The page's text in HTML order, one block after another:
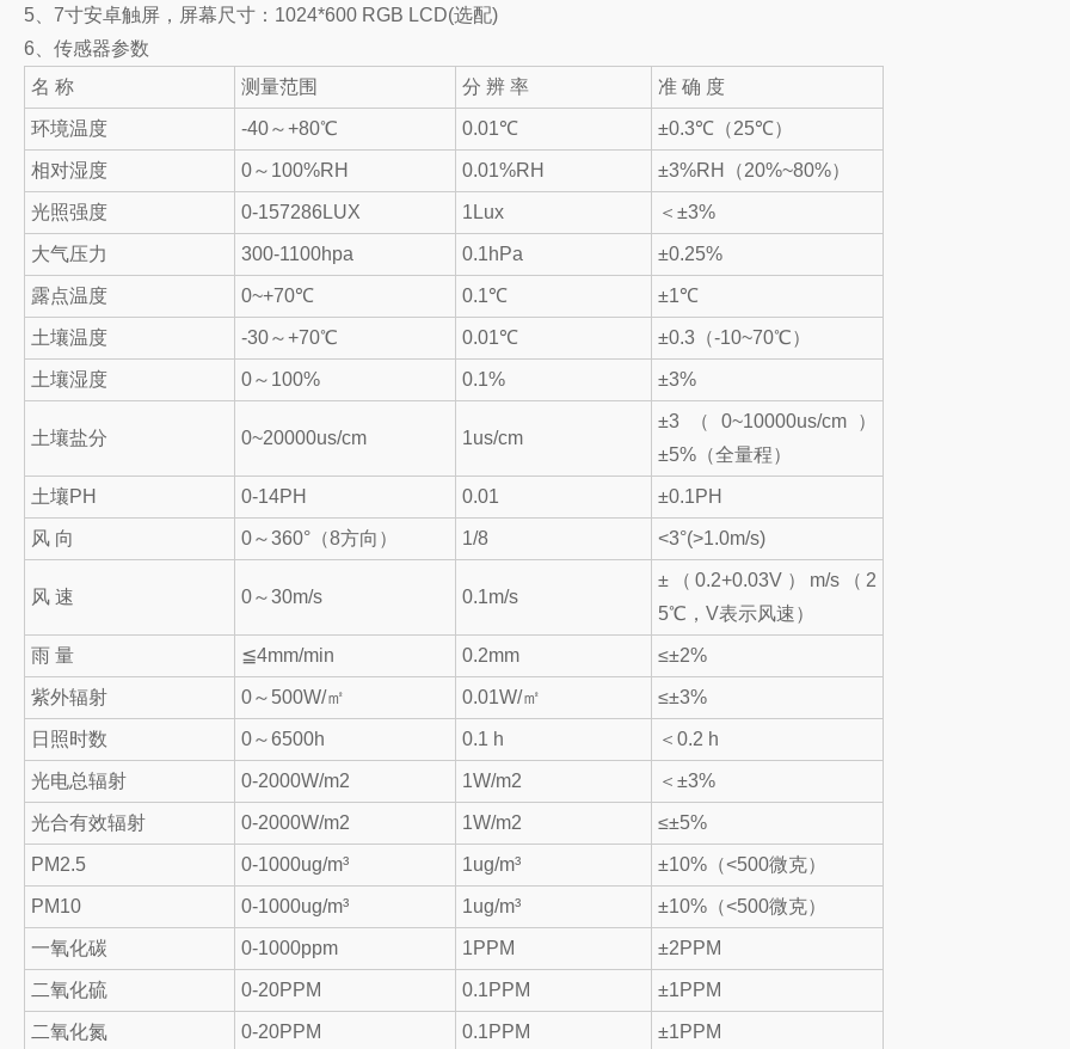
5、7寸安卓触屏，屏幕尺寸：1024*600 RGB LCD(选配)
6、传感器参数
名 称
测量范围 分 辨 率 准 确 度
环境温度 -40～+80℃ 0.01℃ ±0.3℃（25℃）
相对湿度 0～100%RH 0.01%RH ±3%RH（20%~80%）
光照强度 0-157286LUX 1Lux ＜±3%
大气压力 300-1100hpa 0.1hPa ±0.25%
露点温度 0~+70℃ 0.1℃ ±1℃
土壤温度 -30～+70℃ 0.01℃ ±0.3（-10~70℃）
土壤湿度 0～100% 0.1% ±3%
土壤盐分 0~20000us/cm 1us/cm
±3（0~10000us/cm）
±5%（全量程）
土壤PH 0-14PH 0.01 ±0.1PH
风 向 0～360°（8方向） 1/8 <3°(>1.0m/s)
风 速 0～30m/s 0.1m/s
±（0.2+0.03V）m/s（2
5℃，V表示风速）
雨 量 ≦4mm/min 0.2mm ≤±2%
紫外辐射 0～500W/㎡ 0.01W/㎡ ≤±3%
日照时数 0～6500h 0.1 h ＜0.2 h
光电总辐射 0-2000W/m2 1W/m2 ＜±3%
光合有效辐射 0-2000W/m2 1W/m2 ≤±5%
PM2.5 0-1000ug/m³ 1ug/m³ ±10%（<500微克）
PM10 0-1000ug/m³ 1ug/m³ ±10%（<500微克）
一氧化碳 0-1000ppm 1PPM ±2PPM
二氧化硫 0-20PPM 0.1PPM ±1PPM
二氧化氮 0-20PPM 0.1PPM ±1PPM